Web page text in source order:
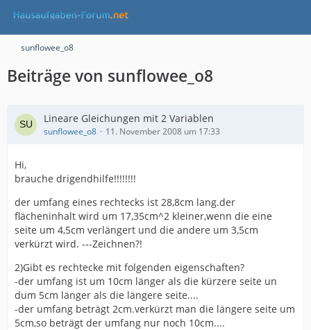
sunflowee_o8
Beiträge von sunflowee_o8
Lineare Gleichungen mit 2 Variablen
sunflowee_o8 11. November 2008 um 17:33
Hi,
brauche drigendhilfe!!!!!!!!
der umfang eines rechtecks ist 28,8cm lang.der
flächeninhalt wird um 17,35cm^2 kleiner,wenn die eine
seite um 4,5cm verlängert und die andere um 3,5cm
verkürzt wird. ---Zeichnen?!
2)Gibt es rechtecke mit folgenden eigenschaften?
-der umfang ist um 10cm länger als die kürzere seite un
dum 5cm länger als die längere seite....
-der umfang beträgt 2cm.verkürzt man die längere seite um
5cm,so beträgt der umfang nur noch 10cm....